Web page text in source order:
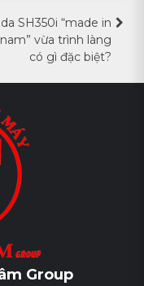
SH350i “made in
vừa trình làng
có gì đặc biệt?
Group